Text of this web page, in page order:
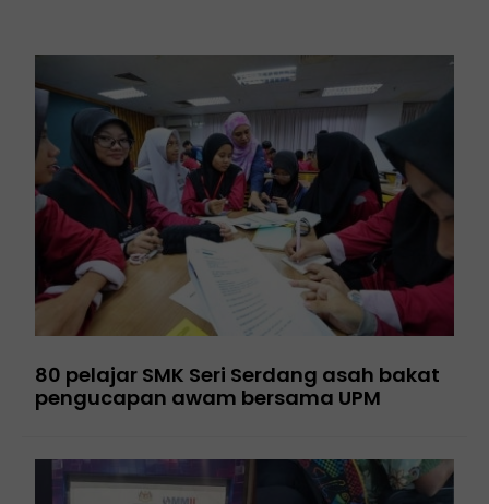
80 pelajar SMK Seri Serdang asah bakat
pengucapan awam bersama UPM